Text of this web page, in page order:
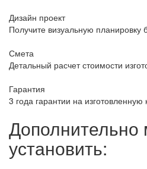
Дизайн проект
Получите визуальную планировку
Смета
Детальный расчет стоимости
Гарантия
3 года гарантии на изготовленную
установить: